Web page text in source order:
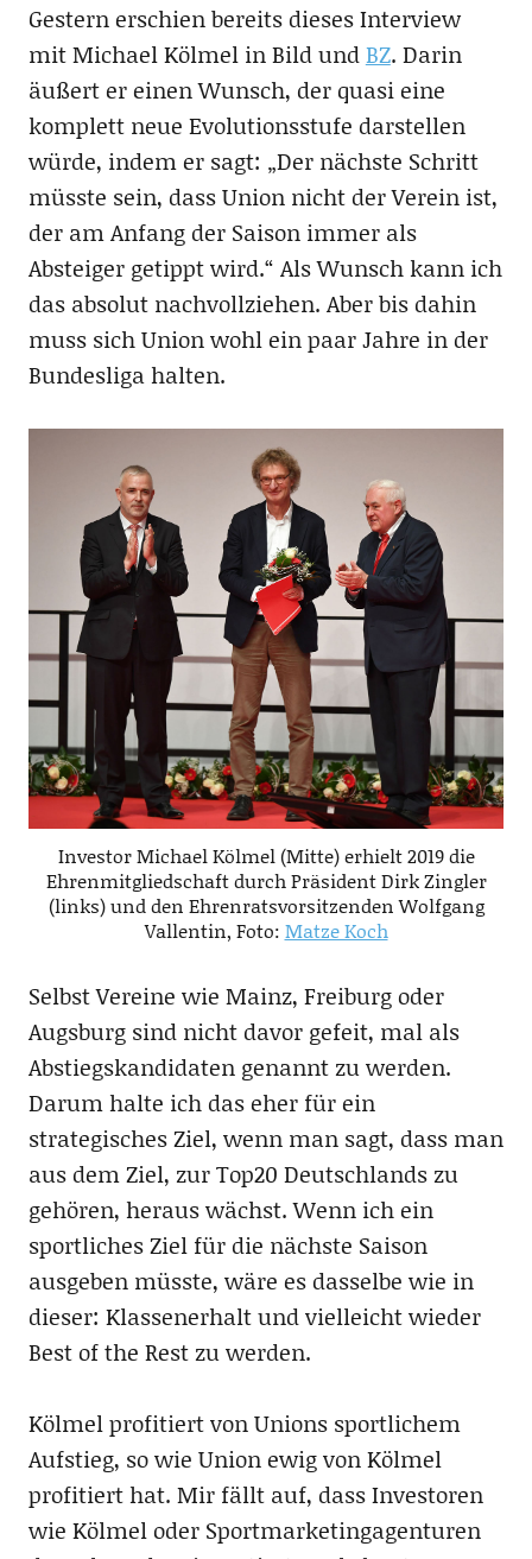
Gestern erschien bereits dieses Interview
mit Michael Kölmel in Bild undBZ. Darin
äußert er einen Wunsch, der quasi eine
komplett neue Evolutionsstufe darstellen
würde, indem er sagt: „Der nächste Schritt
müsste sein, dass Union nicht der Verein ist,
der am Anfang der Saison immer als
Absteiger getippt wird.“ Als Wunsch kann ich
das absolut nachvollziehen. Aber bis dahin
muss sich Union wohl ein paar Jahre in der
Bundesliga halten.
Investor Michael Kölmel (Mitte) erhielt 2019 die
Ehrenmitgliedschaft durch Präsident Dirk Zingler
(links) und den Ehrenratsvorsitzenden Wolfgang
Vallentin, Foto: Matze Koch
Selbst Vereine wie Mainz, Freiburg oder
Augsburg sind nicht davor gefeit, mal als
Abstiegskandidaten genannt zu werden.
Darum halte ich das eher für ein
strategisches Ziel, wenn man sagt, dass man
aus dem Ziel, zur Top20 Deutschlands zu
gehören, heraus wächst. Wenn ich ein
sportliches Ziel für die nächste Saison
ausgeben müsste, wäre es dasselbe wie in
dieser: Klassenerhalt und vielleicht wieder
Best of the Rest zu werden.
Kölmel profitiert von Unions sportlichem
Aufstieg, so wie Union ewig von Kölmel
profitiert hat. Mir fällt auf, dass Investoren
wie Kölmel oder Sportmarketingagenturen